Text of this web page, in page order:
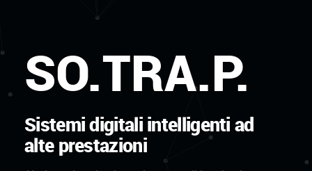
SO.TRA.P.
Sistemi digitali intelligenti ad
alte prestazioni